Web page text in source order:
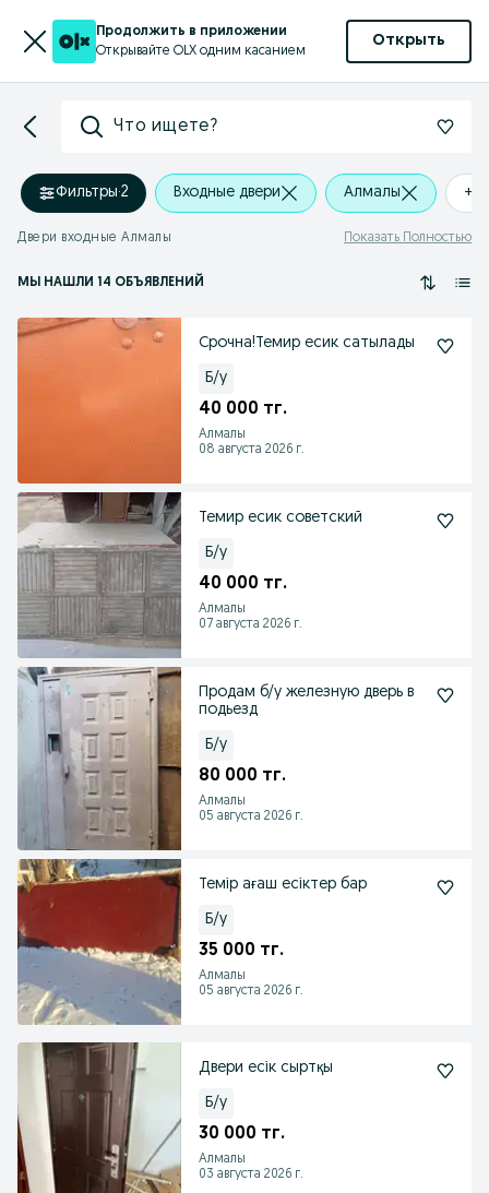
Продолжить в приложении
Открывайте OLX одним касанием
Открыть
Что ищете?
Фильтры·2 Входные двери Алмалы +0
Двери входные Алмалы Показать Полностью
МЫ НАШЛИ 14 ОБЪЯВЛЕНИЙ
Срочна!Темир есик сатылады
Б/у
40 000 тг.
Алмалы
08 августа 2026 г.
Темир есик советский
Б/у
40 000 тг.
Алмалы
07 августа 2026 г.
Продам б/у железную дверь в
подьезд
Б/у
80 000 тг.
Алмалы
05 августа 2026 г.
Темір ағаш есіктер бар
Б/у
35 000 тг.
Алмалы
05 августа 2026 г.
Двери есік сыртқы
Б/у
30 000 тг.
Алмалы
03 августа 2026 г.